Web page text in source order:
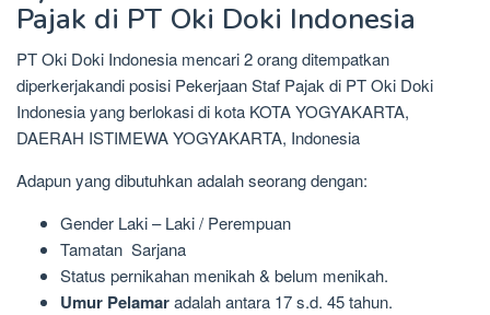
Pajak di PT Oki Doki Indonesia
PT Oki Doki Indonesia mencari 2 orang ditempatkan
diperkerjakandi posisi Pekerjaan Staf Pajak di PT Oki Doki
Indonesia yang berlokasi di kota KOTA YOGYAKARTA,
DAERAH ISTIMEWA YOGYAKARTA, Indonesia
Adapun yang dibutuhkan adalah seorang dengan:
Gender Laki – Laki / Perempuan
Tamatan Sarjana
Status pernikahan menikah & belum menikah.
Umur Pelamaradalah antara 17 s.d. 45 tahun.